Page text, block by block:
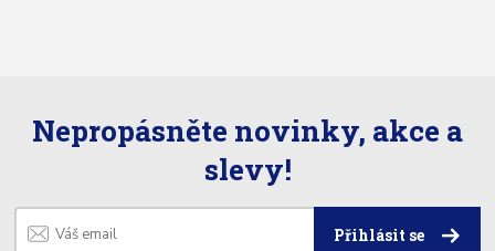
Nepropásněte novinky, akce a
slevy!
Přihlásit se